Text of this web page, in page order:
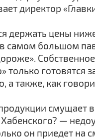
директор
держать цены
самом большом
Собственное
только
а также, как
смущает
—
он приедет